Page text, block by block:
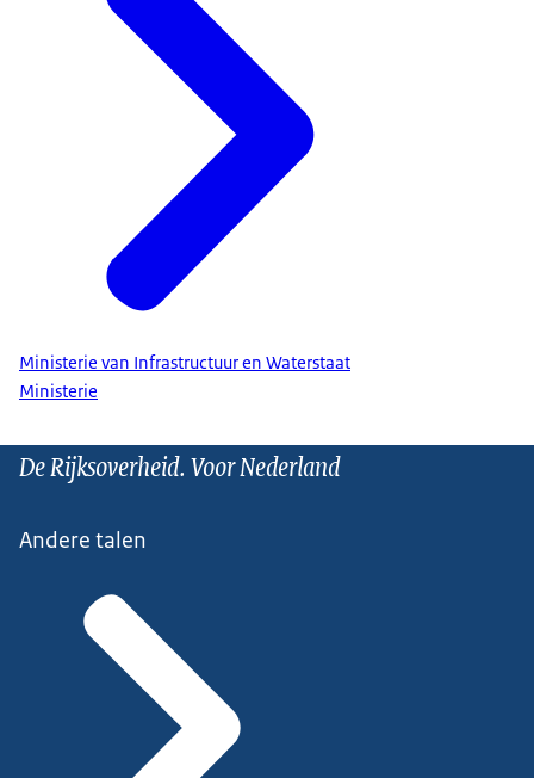
Ministerie van Infrastructuur en Waterstaat
Ministerie
De Rijksoverheid. Voor Nederland
Andere talen